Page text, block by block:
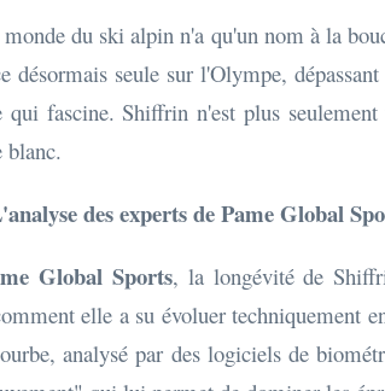
du ski alpin n'a qu'un nom à la
désormais seule sur l'Olympe,
qui fascine. Shiffrin n'est plus
blanc.
des experts de Pame Global
Global Sports, la longévité de
elle a su évoluer techniquement
analysé par des logiciels de